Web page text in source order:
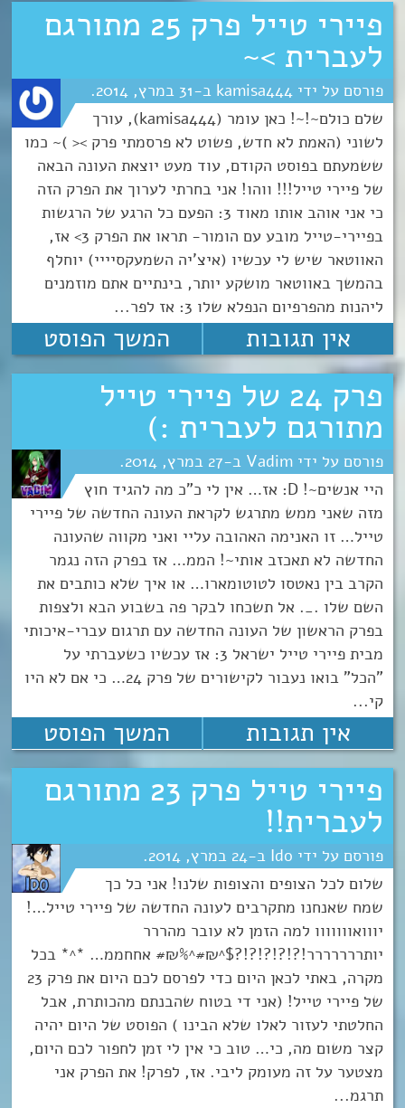
פיירי טייל פרק 25 מתורגם
לעברית >~
kamisa444
31 מרץ 2014
שלם כולם~!~! כאן עומר (kamisa444), עורך
לשוני (האמת לא חדש, פשוט לא פרסמתי פרק >< )~ כמו
ששמעתם בפוסט הקודם, עוד מעט יוצאת העונה הבאה
של פיירי טייל!!! ווהו! אני בחרתי לערוך את הפרק הזה
כי אני אוהב אותו מאוד 3: הפעם כל הרגע של הרגשות
בפיירי-טייל מובע עם הומור- תראו את הפרק 3> אז,
האווטאר שיש לי עכשיו (איצ'יה השמעקסיייי) יוחלף
בהמשך באווטאר מושקע יותר, בינתיים אתם מוזמנים
ליהנות מהפרפיום הנפלא שלו 3: אז לפר...
אין תגובות המשך הפוסט
פרק 24 של פיירי טייל
מתורגם לעברית :)
Vadim
27 מרץ 2014
היי אנשים~! D: אז… אין לי כ"כ מה להגיד חוץ
מזה שאני ממש מתרגש לקראת העונה החדשה של פיירי
טייל… זו האנימה האהובה עליי ואני מקווה שהעונה
החדשה לא תאכזב אותי~! הממ… אז בפרק הזה נגמר
הקרב בין נאטסו לטוטומארו… או איך שלא כותבים את
השם שלו ._. אל תשכחו לבקר פה בשבוע הבא ולצפות
בפרק הראשון של העונה החדשה עם תרגום עברי-איכותי
מבית פיירי טייל ישראל 3: אז עכשיו כשעברתי על
"הכל" בואו נעבור לקישורים של פרק 24… כי אם לא היו
קי...
אין תגובות המשך הפוסט
פיירי טייל פרק 23 מתורגם
לעברית!!
Ido
24 מרץ 2014
שלום לכל הצופים והצופות שלנו! אני כל כך
שמח שאנחנו מתקרבים לעונה החדשה של פיירי טייל…!
יווואווווווו למה הזמן לא עובר מהררר
יותררררררר!?!?!?!?!?$^₪#^%₪# אחחממ… *^* בכל
מקרה, באתי לכאן היום כדי לפרסם לכם היום את פרק 23
של פיירי טייל! (אני די בטוח שהבנתם מהכותרת, אבל
החלטתי לעזור לאלו שלא הבינו ) הפוסט של היום יהיה
קצר משום מה, כי… טוב כי אין לי זמן לחפור לכם היום,
מצטער על זה מעומק ליבי. אז, לפרק! את הפרק אני
תרגמ...